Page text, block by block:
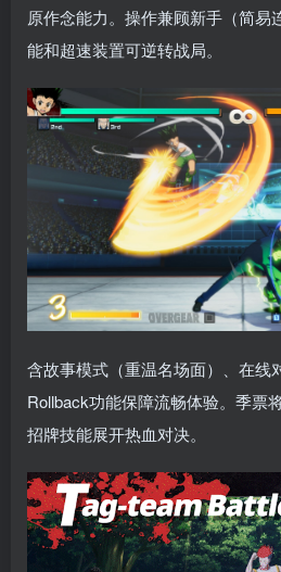
原作念能力。操作兼顾新手（简易
能和超速装置可逆转战局。
含故事模式（重温名场面）、在线
Rollback功能保障流畅体验。季票
招牌技能展开热血对决。